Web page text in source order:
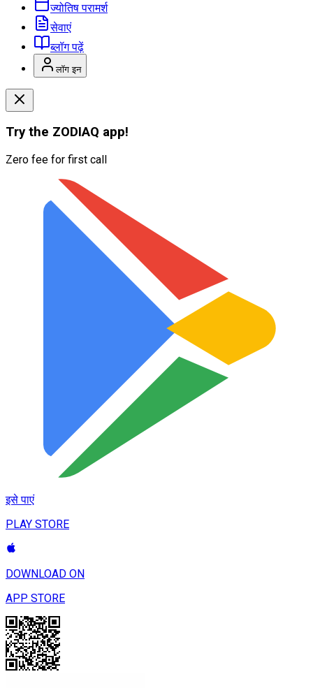
ज्योतिष परामर्श
सेवाएं
ब्लॉग पढ़ें
लॉग इन
Try the ZODIAQ app!
Zero fee for first call
इसे पाएं
PLAY STORE
DOWNLOAD ON
APP STORE